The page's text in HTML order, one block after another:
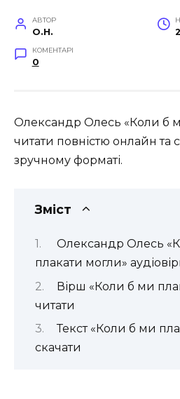
АВТОР
O.H.
КОМЕНТАРІ
0
Олександр Олесь «Коли б
читати повністю онлайн та
зручному форматі.
Зміст
Олександр Олесь
плакати могли»
Вірш «Коли б ми
читати
Текст «Коли б ми
скачати